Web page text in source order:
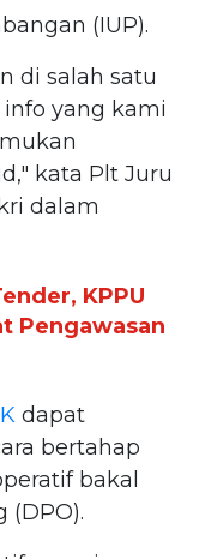
(IUP).
di salah satu
yang kami
kata Plt Juru
dalam
KPPU
Pengawasan
dapat
bertahap
bakal
(DPO).